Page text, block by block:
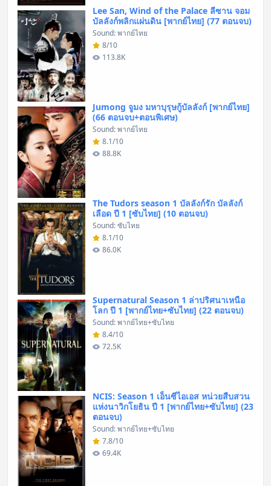
Lee San, Wind of the Palace ลีซาน จอม
บัลลังก์พลิกแผ่นดิน [พากย์ไทย] (77 ตอนจบ)
Sound: พากย์ไทย
8/10
113.8K
Jumong จูมง มหาบุรุษกู้บัลลังก์ [พากย์ไทย]
(66 ตอนจบ+ตอนพิเศษ)
Sound: พากย์ไทย
8.1/10
88.8K
The Tudors season 1 บัลลังก์รัก บัลลังก์
เลือด ปี 1 [ซับไทย] (10 ตอนจบ)
Sound: ซับไทย
8.1/10
86.0K
Supernatural Season 1 ล่าปริศนาเหนือ
โลก ปี 1 [พากย์ไทย+ซับไทย] (22 ตอนจบ)
Sound: พากย์ไทย+ซับไทย
8.4/10
72.5K
NCIS: Season 1 เอ็นซีไอเอส หน่วยสืบสวน
แห่งนาวิกโยธิน ปี 1 [พากย์ไทย+ซับไทย] (23
ตอนจบ)
Sound: พากย์ไทย+ซับไทย
7.8/10
69.4K